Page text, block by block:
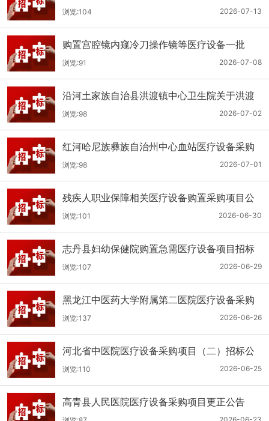
目四公开招标公告
2026-07-13
浏览:104
购置宫腔镜内窥冷刀操作镜等医疗设备一批
（双盲+远程异地+分散）
2026-07-08
浏览:91
沿河土家族自治县洪渡镇中心卫生院关于洪渡
镇中心卫生院县域医疗次中心医疗设备采购项
目的公开招标公告
2026-07-02
浏览:98
红河哈尼族彝族自治州中心血站医疗设备采购
（二次）公开招标公告
2026-07-01
浏览:98
残疾人职业保障相关医疗设备购置采购项目公
开招标招标公告
2026-06-30
浏览:101
志丹县妇幼保健院购置急需医疗设备项目招标
公告
2026-06-29
浏览:107
黑龙江中医药大学附属第二医院医疗设备采购
(二次)招标公告
2026-06-26
浏览:137
河北省中医院医疗设备采购项目（二）招标公
告
2026-06-25
浏览:110
高青县人民医院医疗设备采购项目更正公告